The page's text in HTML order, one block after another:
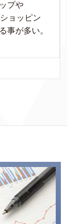
プや
ョッピン
事が多い。